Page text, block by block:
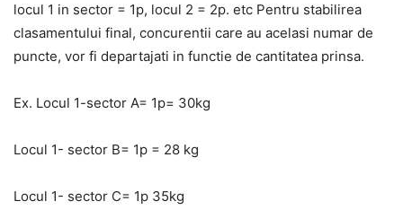
locul 1 in sector = 1p, locul 2 = 2p. etc Pentru stabilirea
clasamentului final, concurentii care au acelasi numar de
puncte, vor fi departajati in functie de cantitatea prinsa.
Ex. Locul 1-sector A= 1p= 30kg
Locul 1- sector B= 1p = 28 kg
Locul 1- sector C= 1p 35kg